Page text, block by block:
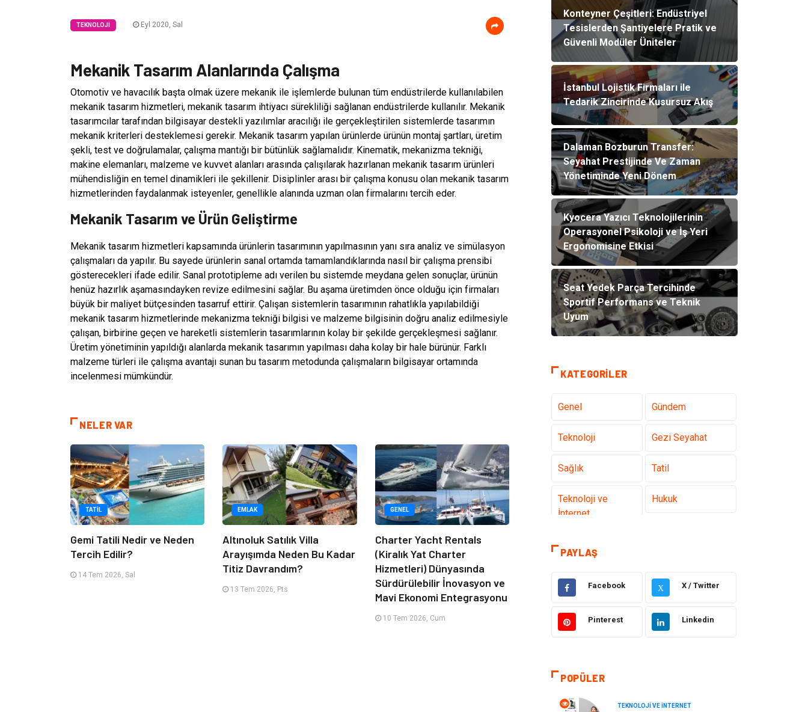
TEKNOLOJI Eyl 2020, Sal
Mekanik Tasarım Alanlarında Çalışma
Otomotiv ve havacılık başta olmak üzere mekanik ile işlemlerde bulunan tüm endüstrilerde kullanılabilen
mekanik tasarım hizmetleri, mekanik tasarım ihtiyacı sürekliliği sağlanan endüstrilerde kullanılır. Mekanik
tasarımcılar tarafından bilgisayar destekli yazılımlar aracılığı ile gerçekleştirilen sistemlerde tasarımın
mekanik kriterleri desteklemesi gerekir. Mekanik tasarım yapılan ürünlerde ürünün montaj şartları, üretim
şekli, test ve doğrulamalar, çalışma mantığı bir bütünlük sağlamalıdır. Kinematik, mekanizma tekniği,
makine elemanları, malzeme ve kuvvet alanları arasında çalışılarak hazırlanan mekanik tasarım ürünleri
mühendisliğin en temel dinamikleri ile şekillenir. Disiplinler arası bir çalışma konusu olan mekanik tasarım
hizmetlerinden faydalanmak isteyenler, genellikle alanında uzman olan firmalarını tercih eder.
Mekanik Tasarım ve Ürün Geliştirme
Mekanik tasarım hizmetleri kapsamında ürünlerin tasarımının yapılmasının yanı sıra analiz ve simülasyon
çalışmaları da yapılır. Bu sayede ürünlerin sanal ortamda tamamlandıklarında nasıl bir çalışma prensibi
gösterecekleri ifade edilir. Sanal prototipleme adı verilen bu sistemde meydana gelen sonuçlar, ürünün
henüz hazırlık aşamasındayken revize edilmesini sağlar. Bu aşama üretimden önce olduğu için firmaları
büyük bir maliyet bütçesinden tasarruf ettirir. Çalışan sistemlerin tasarımının rahatlıkla yapılabildiği
mekanik tasarım hizmetlerinde mekanizma tekniği bilgisi ve malzeme bilgisinin doğru analiz edilmesiyle
çalışan, birbirine geçen ve hareketli sistemlerin tasarımlarının kolay bir şekilde gerçekleşmesi sağlanır.
Üretim yönetiminin yapıldığı alanlarda mekanik tasarımın yapılması daha kolay bir hale bürünür. Farklı
malzeme türleri ile çalışma avantajı sunan bu tasarım metodunda çalışmaların bilgisayar ortamında
incelenmesi mümkündür.
NELER VAR
TATIL
Gemi Tatili Nedir ve Neden
Tercih Edilir?
14 Tem 2026, Sal
EMLAK
Altınoluk Satılık Villa
Arayışımda Neden Bu Kadar
Titiz Davrandım?
13 Tem 2026, Pts
GENEL
Charter Yacht Rentals
(Kiralık Yat Charter
Hizmetleri) Dünyasında
Sürdürülebilir İnovasyon ve
Mavi Ekonomi Entegrasyonu
10 Tem 2026, Cum
Konteyner Çeşitleri: Endüstriyel
Tesislerden Şantiyelere Pratik ve
Güvenli Modüler Üniteler
İstanbul Lojistik Firmaları ile
Tedarik Zincirinde Kusursuz Akış
Dalaman Bozburun Transfer:
Seyahat Prestijinde Ve Zaman
Yönetiminde Yeni Dönem
Kyocera Yazıcı Teknolojilerinin
Operasyonel Psikoloji ve İş Yeri
Ergonomisine Etkisi
Seat Yedek Parça Tercihinde
Sportif Performans ve Teknik
Uyum
KATEGORILER
Genel Gündem
Teknoloji Gezi Seyahat
Sağlık Tatil
Teknoloji ve
İnternet
Hukuk
Elektrik ve
Elektronik
Eğitim & Kariyer Makine
Otomotiv Organizasyon
Giyim
PAYLAŞ
Facebook X X / Twitter
Pinterest Linkedin
POPÜLER
TEKNOLOJI VE İNTERNET